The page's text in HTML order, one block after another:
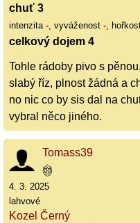
chuť 3
intenzita -, vyváženost -,
celkový dojem 4
Tohle rádoby pivo s
slabý říz, plnost žádná a
no nic co by sis dal na
vybral něco jiného.
Tomass39
4. 3. 2025
lahvové
Kozel Černý